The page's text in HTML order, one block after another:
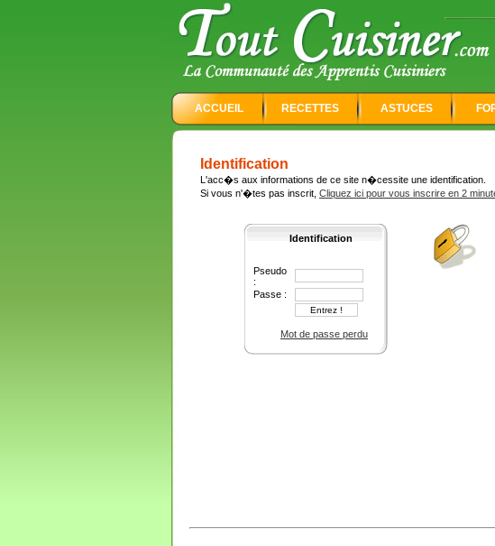
ACCUEIL RECETTES ASTUCES
Identification
L'acc�s aux informations de ce site n�cessite une identification.
Si vous n'�tes pas inscrit, Cliquez ici pour vous inscrire en 2
Identification
Pseudo
:
Passe :
Mot de passe perdu